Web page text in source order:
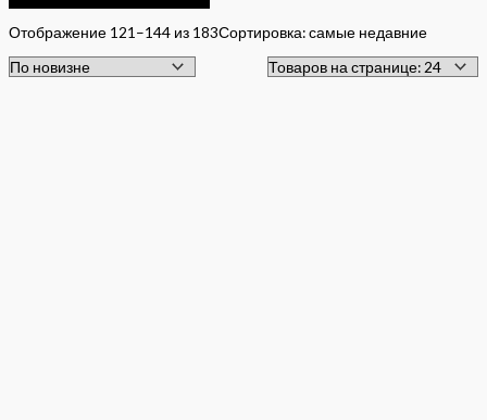
Отображение 121–144 из 183Сортировка: самые недавние